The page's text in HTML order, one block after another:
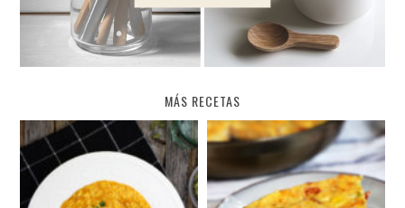
MÁS RECETAS